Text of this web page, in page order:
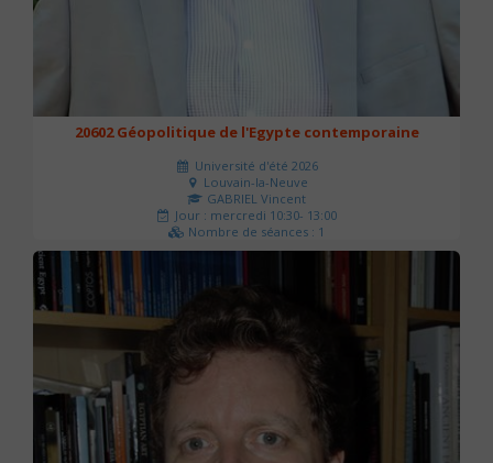
20602 Géopolitique de l'Egypte contemporaine
Université d'été 2026
Louvain-la-Neuve
GABRIEL Vincent
Jour : mercredi 10:30- 13:00
Nombre de séances : 1
21 €